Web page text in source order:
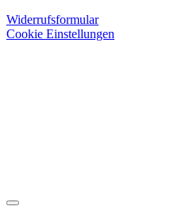
Widerrufsformular
Cookie Einstellungen